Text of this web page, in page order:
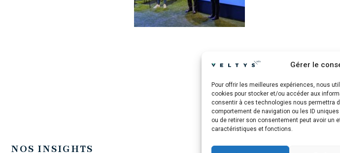
Gérer le
Pour offrir les meilleures expériences, nous
cookies pour stocker et/ou accéder aux
consentir à ces technologies nous permettra
comportement de navigation ou les ID
ou de retirer son consentement peut avoir un
caractéristiques et fonctions.
21
NOS INSIGHTS